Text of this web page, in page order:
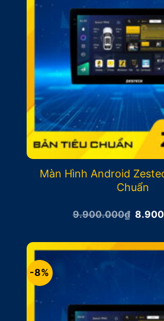
Màn Hình Android
Chuẩn
9.900.000₫ Giá
-8%